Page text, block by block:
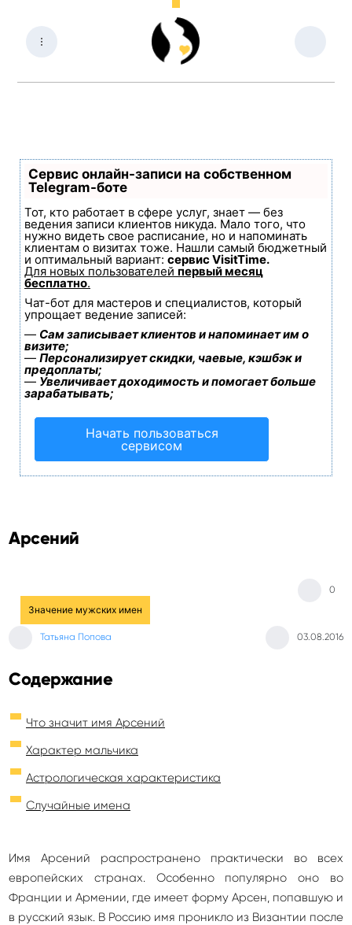
Сервис онлайн-записи на собственном
Telegram-боте
Тот, кто работает в сфере услуг, знает — без
ведения записи клиентов никуда. Мало того, что
нужно видеть свое расписание, но и напоминать
клиентам о визитах тоже. Нашли самый бюджетный
и оптимальный вариант: сервис VisitTime.
Для новых пользователей первый месяц
бесплатно.
Чат-бот для мастеров и специалистов, который
упрощает ведение записей:
— Сам записывает клиентов и напоминает им о
визите;
— Персонализирует скидки, чаевые, кэшбэк и
предоплаты;
— Увеличивает доходимость и помогает больше
зарабатывать;
Начать пользоваться
сервисом
Арсений
Значение мужских имен
Татьяна Попова 03.08.2016
0
Содержание
Что значит имя Арсений
Характер мальчика
Астрологическая характеристика
Случайные имена
Имя Арсений распространено практически во всех
европейских странах. Особенно популярно оно во
Франции и Армении, где имеет форму Арсен, попавшую и
в русский язык. В Россию имя проникло из Византии после